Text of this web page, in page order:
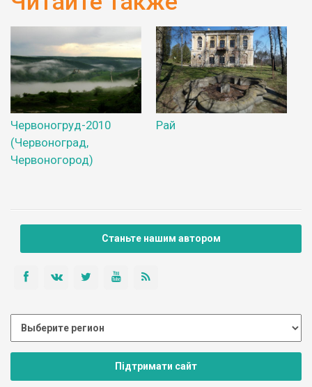
Червоногруд-2010
(Червоноград,
Червоногород)
Рай
Станьте нашим автором
Підтримати сайт